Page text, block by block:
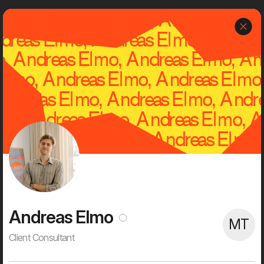
Om os
Dwarf er et uafhængigt, kreativt og tech-savvy digitalt bureau
med en rig historie og succesfulde kunder.
Vi er 60+ digitale ildsjæle med høje ambitioner på vores kunders
vegne. Alt bliver digitaliseret, og det er sjovt for vores kunder og
for os. Det giver mulighed for at skubbe alvorligt til status quo,
skabe stærke visuelle brugeroplevelser, nye digitale services og
effektivisere processer og forretningsgange. Dét er, hvad
digitalisering handler om for os. Det er, hvad vi brænder for. Og
Andreas Elmo
Client Consultant
MT